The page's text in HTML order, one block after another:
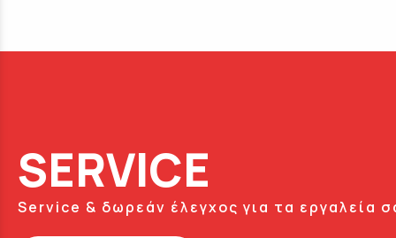
SERVICE
Service & δωρεάν έλεγχος για τα εργαλεία